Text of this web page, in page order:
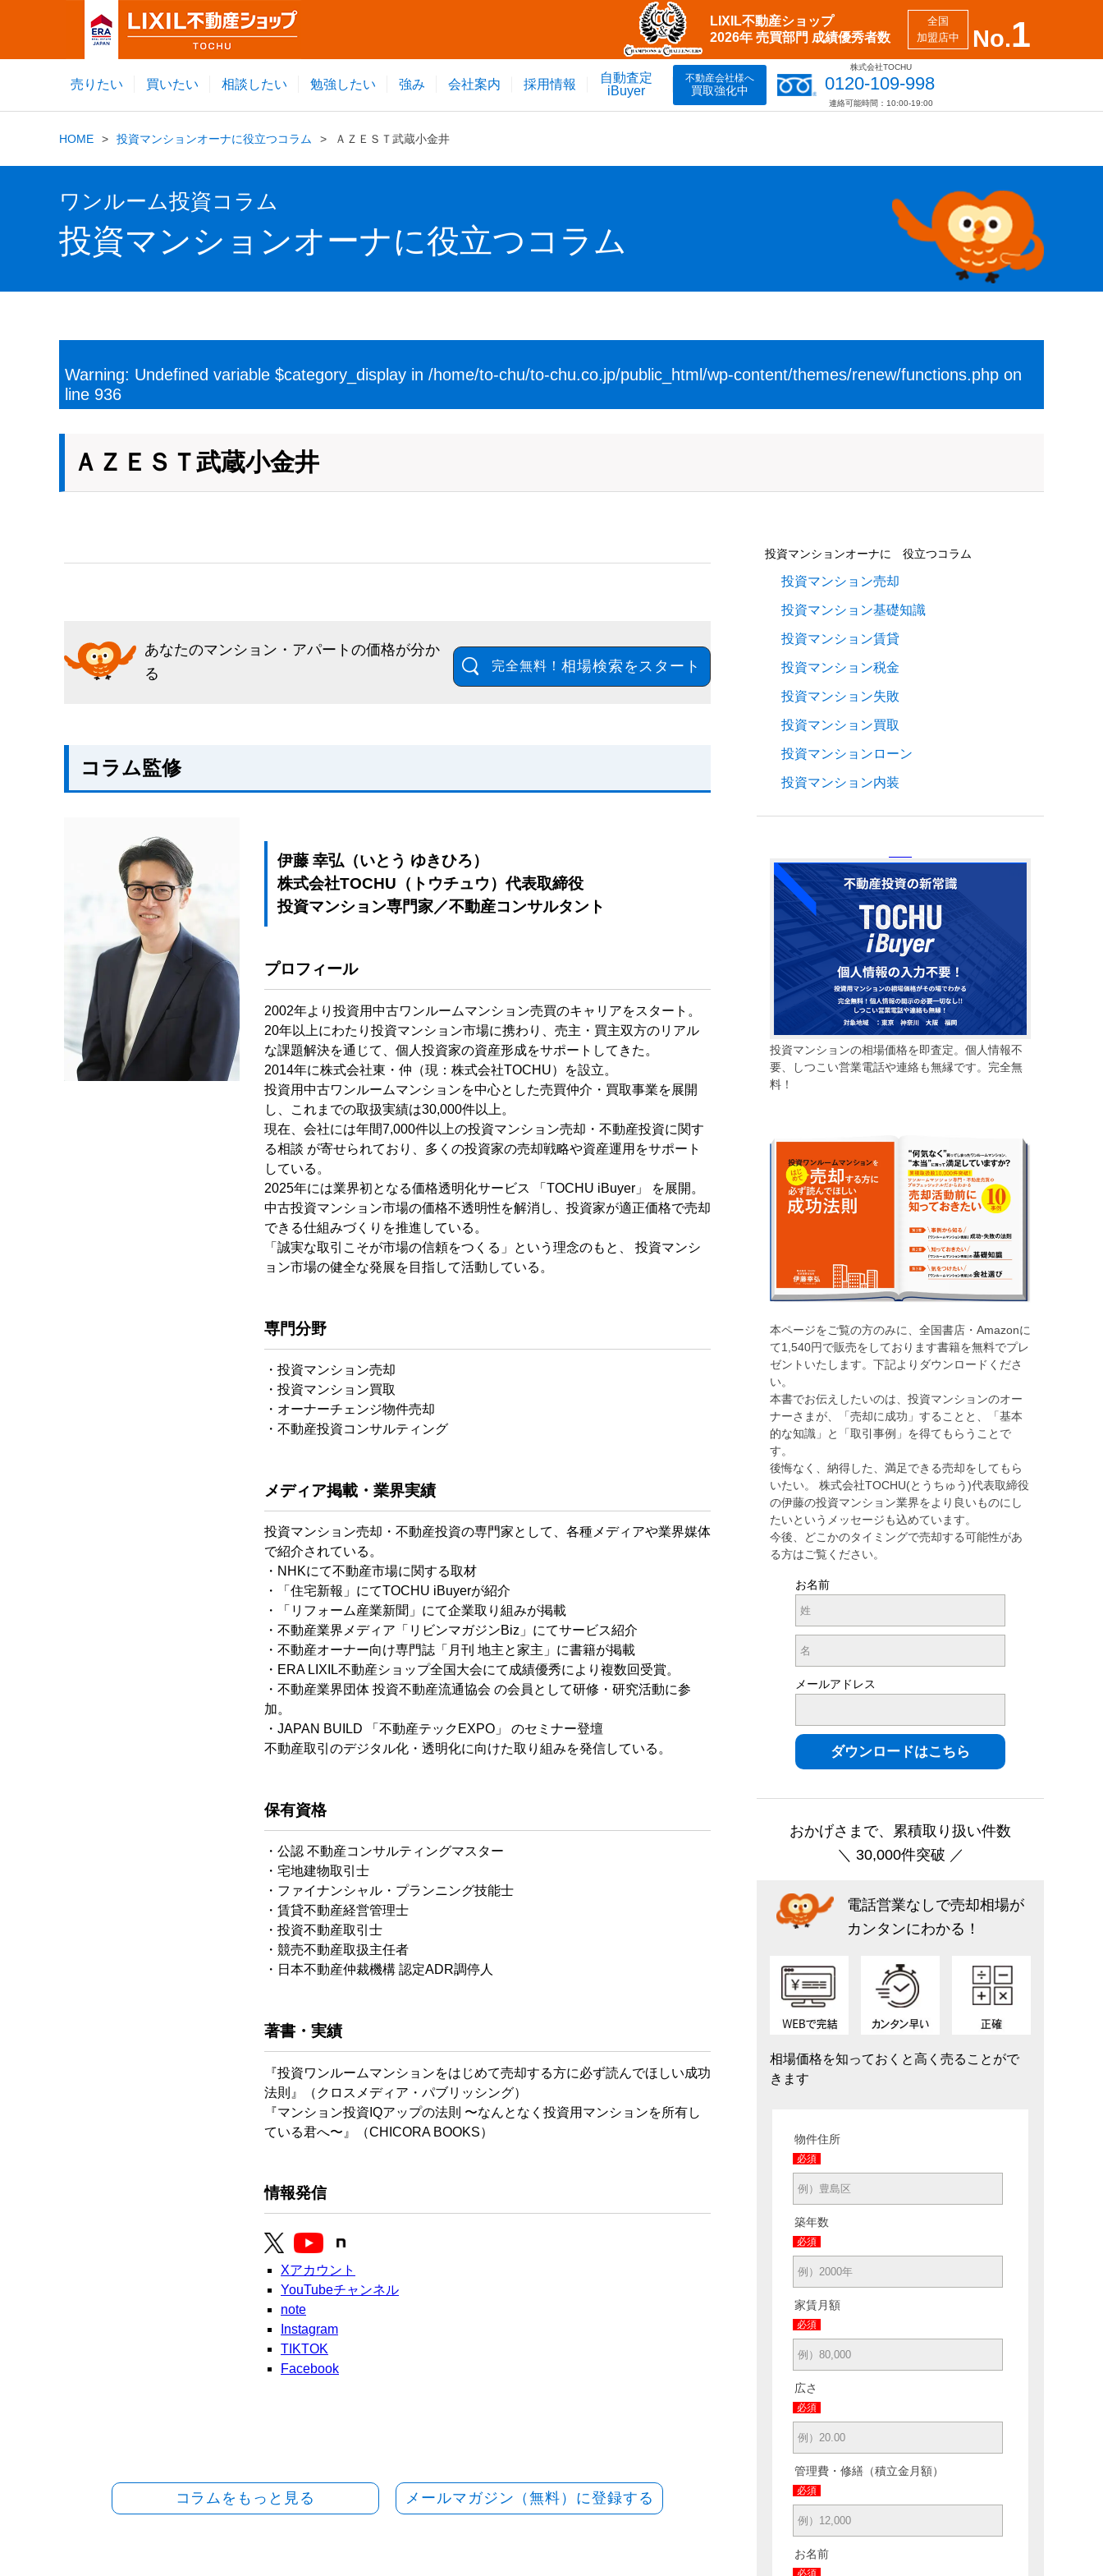
No.1
全国
加盟店中
LIXIL不動産ショップ
2026年 売買部門 成績優秀者数
売りたい 買いたい 相談したい 勉強したい 強み 会社案内 採用情報
自動査定
iBuyer
不動産会社様へ
買取強化中
株式会社TOCHU
0120-109-998
連絡可能時間：10:00-19:00
HOME 投資マンションオーナに役立つコラム ＡＺＥＳＴ武蔵小金井
ワンルーム投資コラム
投資マンションオーナに役立つコラム
Warning: Undefined variable $category_display in /home/to-chu/to-chu.co.jp/public_html/wp-content/themes/renew/functions.php on
line 936
ＡＺＥＳＴ武蔵小金井
あなたのマンション・アパートの価格が分か
る
完全無料！ 相場検索をスタート
コラム監修
伊藤 幸弘（いとう ゆきひろ）
株式会社TOCHU（トウチュウ）代表取締役
投資マンション専門家／不動産コンサルタント
プロフィール
2002年より投資用中古ワンルームマンション売買のキャリアをスタート。
20年以上にわたり投資マンション市場に携わり、売主・買主双方のリアル
な課題解決を通じて、個人投資家の資産形成をサポートしてきた。
2014年に株式会社東・仲（現：株式会社TOCHU）を設立。
投資用中古ワンルームマンションを中心とした売買仲介・買取事業を展開
し、これまでの取扱実績は30,000件以上。
現在、会社には年間7,000件以上の投資マンション売却・不動産投資に関す
る相談 が寄せられており、多くの投資家の売却戦略や資産運用をサポート
している。
2025年には業界初となる価格透明化サービス 「TOCHU iBuyer」 を展開。
中古投資マンション市場の価格不透明性を解消し、投資家が適正価格で売却
できる仕組みづくりを推進している。
「誠実な取引こそが市場の信頼をつくる」という理念のもと、 投資マンシ
ョン市場の健全な発展を目指して活動している。
専門分野
・投資マンション売却
・投資マンション買取
・オーナーチェンジ物件売却
・不動産投資コンサルティング
メディア掲載・業界実績
投資マンション売却・不動産投資の専門家として、各種メディアや業界媒体
で紹介されている。
・NHKにて不動産市場に関する取材
・「住宅新報」にてTOCHU iBuyerが紹介
・「リフォーム産業新聞」にて企業取り組みが掲載
・不動産業界メディア「リビンマガジンBiz」にてサービス紹介
・不動産オーナー向け専門誌「月刊 地主と家主」に書籍が掲載
・ERA LIXIL不動産ショップ全国大会にて成績優秀により複数回受賞。
・不動産業界団体 投資不動産流通協会 の会員として研修・研究活動に参
加。
・JAPAN BUILD 「不動産テックEXPO」 のセミナー登壇
不動産取引のデジタル化・透明化に向けた取り組みを発信している。
保有資格
・公認 不動産コンサルティングマスター
・宅地建物取引士
・ファイナンシャル・プランニング技能士
・賃貸不動産経営管理士
・投資不動産取引士
・競売不動産取扱主任者
・日本不動産仲裁機構 認定ADR調停人
著書・実績
『投資ワンルームマンションをはじめて売却する方に必ず読んでほしい成功
法則』（クロスメディア・パブリッシング）
『マンション投資IQアップの法則 〜なんとなく投資用マンションを所有し
ている君へ〜』（CHICORA BOOKS）
情報発信
Xアカウント
YouTubeチャンネル
note
Instagram
TIKTOK
Facebook
コラムをもっと見る メールマガジン（無料）に登録する
投資マンションオーナに 役立つコラム
投資マンション売却
投資マンション基礎知識
投資マンション賃貸
投資マンション税金
投資マンション失敗
投資マンション買取
投資マンションローン
投資マンション内装
投資マンションの相場価格を即査定。個人情報不
要、しつこい営業電話や連絡も無縁です。完全無
料！
本ページをご覧の方のみに、全国書店・Amazonに
て1,540円で販売をしております書籍を無料でプレ
ゼントいたします。下記よりダウンロードくださ
い。
本書でお伝えしたいのは、投資マンションのオー
ナーさまが、「売却に成功」することと、「基本
的な知識」と「取引事例」を得てもらうことで
す。
後悔なく、納得した、満足できる売却をしてもら
いたい。 株式会社TOCHU(とうちゅう)代表取締役
の伊藤の投資マンション業界をより良いものにし
たいというメッセージも込めています。
今後、どこかのタイミングで売却する可能性があ
る方はご覧ください。
お名前
メールアドレス
おかげさまで、累積取り扱い件数
＼ 30,000件突破 ／
電話営業なしで売却相場が
カンタンにわかる！
相場価格を知っておくと高く売ることがで
きます
物件住所
必須
築年数
必須
家賃月額
必須
広さ
必須
管理費・修繕（積立金月額）
必須
お名前
必須